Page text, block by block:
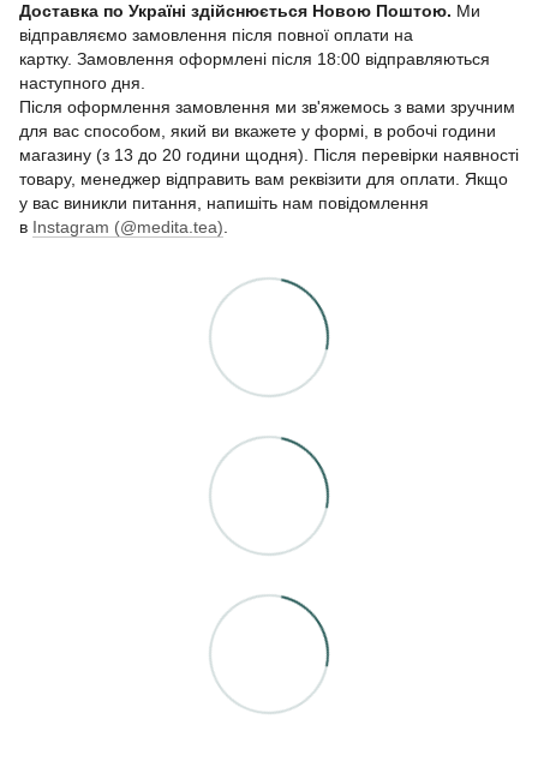
Доставка по Україні здійснюється Новою Поштою. Ми
відправляємо замовлення після повної оплати на
картку. Замовлення оформлені після 18:00 відправляються
наступного дня.
Після оформлення замовлення ми зв'яжемось з вами зручним
для вас способом, який ви вкажете у формі, в робочі години
магазину (з 13 до 20 години щодня). Після перевірки наявності
товару, менеджер відправить вам реквізити для оплати. Якщо
у вас виникли питання, напишіть нам повідомлення
в Instagram (@medita.tea)